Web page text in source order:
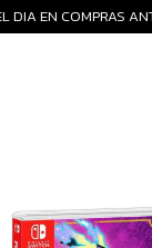
DIA EN COMPRAS